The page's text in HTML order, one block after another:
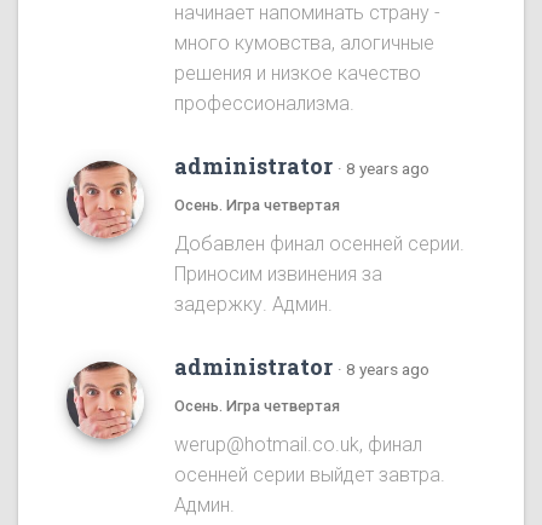
начинает напоминать страну -
много кумовства, алогичные
решения и низкое качество
профессионализма.
administrator · 8 years ago
Осень. Игра четвертая
Добавлен финал осенней серии.
Приносим извинения за
задержку. Админ.
administrator · 8 years ago
Осень. Игра четвертая
werup@hotmail.co.uk, финал
осенней серии выйдет завтра.
Админ.